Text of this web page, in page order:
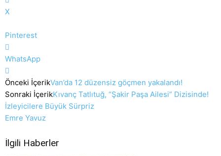
X
Pinterest
WhatsApp
Önceki İçerikVan’da 12 düzensiz göçmen yakalandı!
Sonraki İçerikKıvanç Tatlıtuğ, “Şakir Paşa Ailesi” Dizisinde!
İzleyicilere Büyük Sürpriz
Emre Yavuz
İlgili Haberler